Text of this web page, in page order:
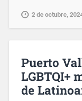
2 de octubre,
Puerto
LGBTQI+
de